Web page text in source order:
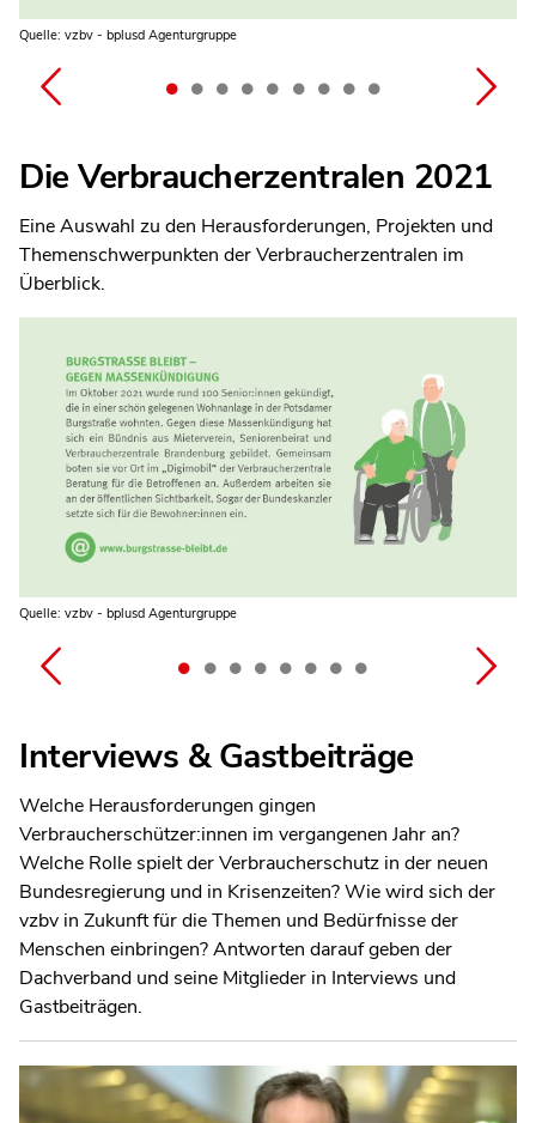
Quelle: vzbv - bplusd Agenturgruppe
Quelle: vzbv - bplusd Agenturgruppe
Quelle: vzbv - bplusd Agenturgruppe
Quelle: vzbv - bplusd Agenturgruppe
Quelle: vzbv - bplusd Agenturgruppe
Quelle: vzbv - bplusd Agenturgruppe
Quelle: vzbv - bplusd Agenturgruppe
Quelle: vzbv - bplusd Agenturgruppe
Quelle: vzbv - bplusd Agenturgruppe
Die Verbraucherzentralen 2021
Eine Auswahl zu den Herausforderungen, Projekten und
Themenschwerpunkten der Verbraucherzentralen im
Überblick.
Quelle: vzbv - bplusd Agenturgruppe
Quelle: vzbv - bplusd Agenturgruppe
Quelle: vzbv - bplusd Agenturgruppe
Quelle: vzbv - bplusd Agenturgruppe
Quelle: vzbv - bplusd Agenturgruppe
Quelle: vzbv - bplusd Agenturgruppe
Quelle: vzbv - bplusd Agenturgruppe
Quelle: vzbv - bplusd Agenturgruppe
Interviews & Gastbeiträge
Welche Herausforderungen gingen
Verbraucherschützer:innen im vergangenen Jahr an?
Welche Rolle spielt der Verbraucherschutz in der neuen
Bundesregierung und in Krisenzeiten? Wie wird sich der
vzbv in Zukunft für die Themen und Bedürfnisse der
Menschen einbringen? Antworten darauf geben der
Dachverband und seine Mitglieder in Interviews und
Gastbeiträgen.